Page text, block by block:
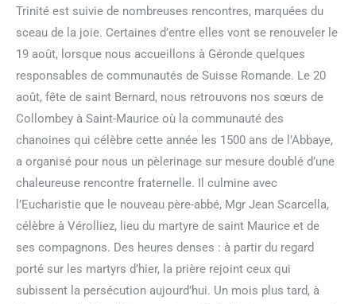
Trinité est suivie de nombreuses rencontres, marquées du
sceau de la joie. Certaines d’entre elles vont se renouveler le
19 août, lorsque nous accueillons à Géronde quelques
responsables de communautés de Suisse Romande. Le 20
août, fête de saint Bernard, nous retrouvons nos sœurs de
Collombey à Saint-Maurice où la communauté des
chanoines qui célèbre cette année les 1500 ans de l’Abbaye,
a organisé pour nous un pèlerinage sur mesure doublé d’une
chaleureuse rencontre fraternelle. Il culmine avec
l’Eucharistie que le nouveau père-abbé, Mgr Jean Scarcella,
célèbre à Vérolliez, lieu du martyre de saint Maurice et de
ses compagnons. Des heures denses : à partir du regard
porté sur les martyrs d’hier, la prière rejoint ceux qui
subissent la persécution aujourd’hui. Un mois plus tard, à